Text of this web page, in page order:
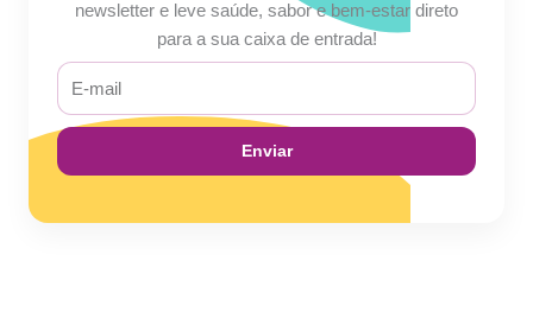
newsletter e leve saúde, sabor e bem-estar direto
para a sua caixa de entrada!
E-
mail
Enviar